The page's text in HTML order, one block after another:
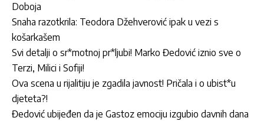
Doboja
Snaha razotkrila: Teodora Džehverović ipak u vezi s
košarkašem
Svi detalji o sr*motnoj pr*ljubi! Marko Đedović iznio sve o
Terzi, Milici i Sofiji!
Ova scena u rijalitiju je zgadila javnost! Pričala i o ubist*u
djeteta?!
Đedović ubijeđen da je Gastoz emociju izgubio davnih dana